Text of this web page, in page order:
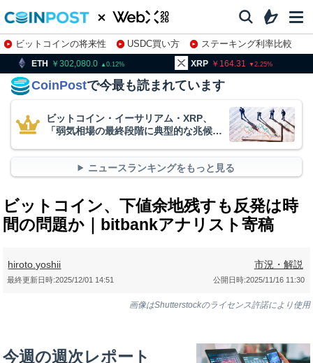
ビットコインの将来性 USDC買い方
ステーキング利率比較
株特集・関連銘柄
0.12 164.31 2.25
CoinPostで今最も読まれています
ビットコイン・イーサリアム・XRP、
「弱気相場の最終段階に典型的な兆候」
ニュースランキングをもっと見る
ビットコイン、下値余地残すも反発は時
間の問題か｜bitbankアナリスト寄稿
hiroto.yoshii 市況・解説
公開日時:2025/11/16 11:30
最終更新日時:2025/12/01 14:51
画像はShutterstockのライセンス許諾により使用
今週の週次レポート